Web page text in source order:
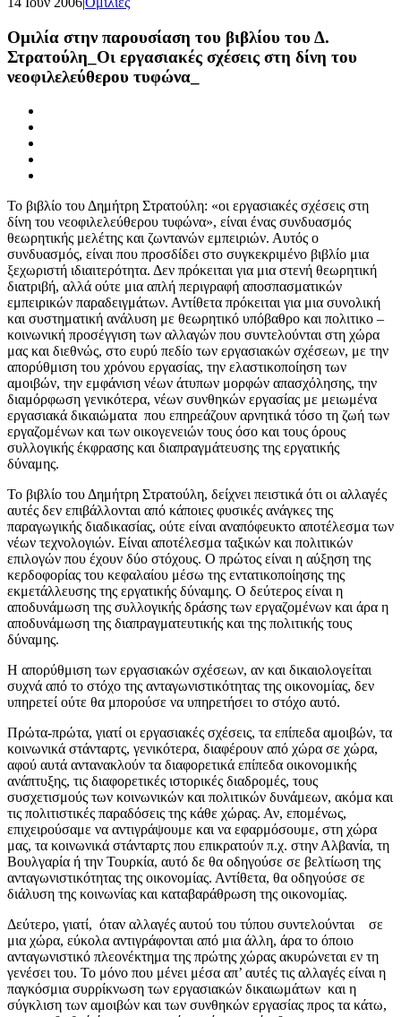
Ομιλία στην παρουσίαση του βιβλίου του Δ.
Στρατούλη_Οι εργασιακές σχέσεις στη δίνη του
νεοφιλελεύθερου τυφώνα_
Το βιβλίο του Δημήτρη Στρατούλη: «οι εργασιακές σχέσεις στη
δίνη του νεοφιλελεύθερου τυφώνα», είναι ένας συνδυασμός
θεωρητικής μελέτης και ζωντανών εμπειριών. Αυτός ο
συνδυασμός, είναι που προσδίδει στο συγκεκριμένο βιβλίο μια
ξεχωριστή ιδιαιτερότητα. Δεν πρόκειται για μια στενή θεωρητική
διατριβή, αλλά ούτε μια απλή περιγραφή αποσπασματικών
εμπειρικών παραδειγμάτων. Αντίθετα πρόκειται για μια συνολική
και συστηματική ανάλυση με θεωρητικό υπόβαθρο και πολιτικο –
κοινωνική προσέγγιση των αλλαγών που συντελούνται στη χώρα
μας και διεθνώς, στο ευρύ πεδίο των εργασιακών σχέσεων, με την
απορύθμιση του χρόνου εργασίας, την ελαστικοποίηση των
αμοιβών, την εμφάνιση νέων άτυπων μορφών απασχόλησης, την
διαμόρφωση γενικότερα, νέων συνθηκών εργασίας με μειωμένα
εργασιακά δικαιώματα που επηρεάζουν αρνητικά τόσο τη ζωή των
εργαζομένων και των οικογενειών τους όσο και τους όρους
συλλογικής έκφρασης και διαπραγμάτευσης της εργατικής
δύναμης.
Το βιβλίο του Δημήτρη Στρατούλη, δείχνει πειστικά ότι οι αλλαγές
αυτές δεν επιβάλλονται από κάποιες φυσικές ανάγκες της
παραγωγικής διαδικασίας, ούτε είναι αναπόφευκτο αποτέλεσμα των
νέων τεχνολογιών. Είναι αποτέλεσμα ταξικών και πολιτικών
επιλογών που έχουν δύο στόχους. Ο πρώτος είναι η αύξηση της
κερδοφορίας του κεφαλαίου μέσω της εντατικοποίησης της
εκμετάλλευσης της εργατικής δύναμης. Ο δεύτερος είναι η
αποδυνάμωση της συλλογικής δράσης των εργαζομένων και άρα η
αποδυνάμωση της διαπραγματευτικής και της πολιτικής τους
δύναμης.
Η απορύθμιση των εργασιακών σχέσεων, αν και δικαιολογείται
συχνά από το στόχο της ανταγωνιστικότητας της οικονομίας, δεν
υπηρετεί ούτε θα μπορούσε να υπηρετήσει το στόχο αυτό.
Πρώτα-πρώτα, γιατί οι εργασιακές σχέσεις, τα επίπεδα αμοιβών, τα
κοινωνικά στάνταρτς, γενικότερα, διαφέρουν από χώρα σε χώρα,
αφού αυτά αντανακλούν τα διαφορετικά επίπεδα οικονομικής
ανάπτυξης, τις διαφορετικές ιστορικές διαδρομές, τους
συσχετισμούς των κοινωνικών και πολιτικών δυνάμεων, ακόμα και
τις πολιτιστικές παραδόσεις της κάθε χώρας. Αν, επομένως,
επιχειρούσαμε να αντιγράψουμε και να εφαρμόσουμε, στη χώρα
μας, τα κοινωνικά στάνταρτς που επικρατούν π.χ. στην Αλβανία, τη
Βουλγαρία ή την Τουρκία, αυτό δε θα οδηγούσε σε βελτίωση της
ανταγωνιστικότητας της οικονομίας. Αντίθετα, θα οδηγούσε σε
διάλυση της κοινωνίας και καταβαράθρωση της οικονομίας.
Δεύτερο, γιατί, όταν αλλαγές αυτού του τύπου συντελούνται σε
μια χώρα, εύκολα αντιγράφονται από μια άλλη, άρα το όποιο
ανταγωνιστικό πλεονέκτημα της πρώτης χώρας ακυρώνεται εν τη
γενέσει του. Το μόνο που μένει μέσα απ’ αυτές τις αλλαγές είναι η
παγκόσμια συρρίκνωση των εργασιακών δικαιωμάτων και η
σύγκλιση των αμοιβών και των συνθηκών εργασίας προς τα κάτω,